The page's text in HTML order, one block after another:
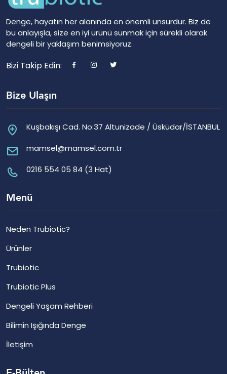
Denge, hayatın her alanında en önemli unsurdur. Biz de
bu anlayışla, size en iyi ürünü sunmak için sürekli olarak
dengeli bir yaklaşım benimsiyoruz.
Bizi Takip Edin:
Bize Ulaşın
Kuşbakışı Cad. No:37 Altunizade / Üsküdar/İSTANBUL
mamsel@mamsel.com.tr
0216 554 05 84 (3 Hat)
Menü
Neden Trubiotic?
Ürünler
Trubiotic
Trubiotic Plus
Dengeli Yaşam Rehberi
Bilimin Işığında Denge
İletişim